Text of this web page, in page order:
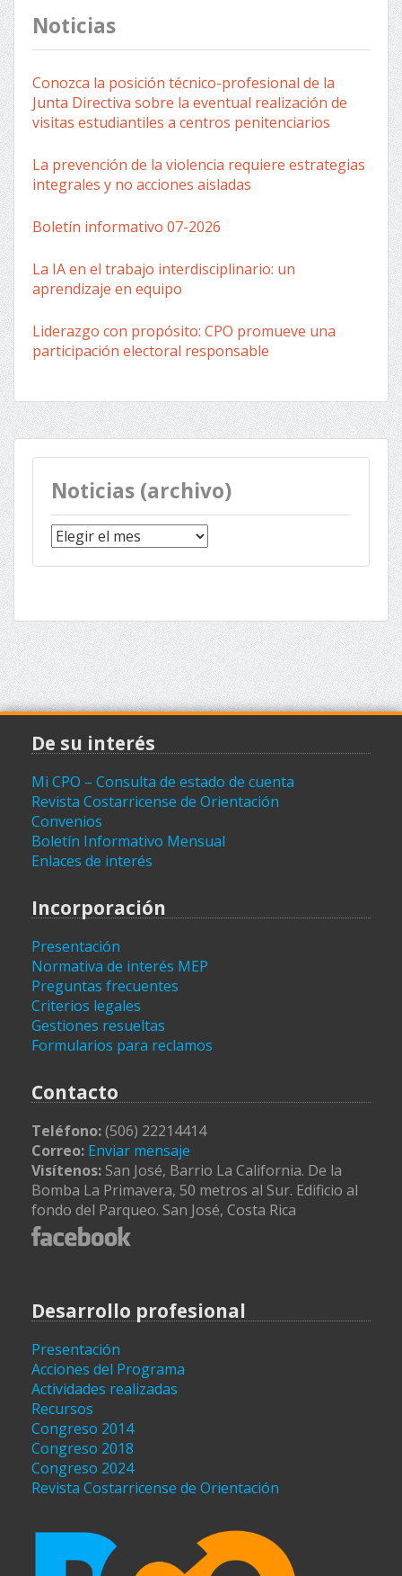
Noticias
Conozca la posición técnico-profesional de la
Junta Directiva sobre la eventual realización de
visitas estudiantiles a centros penitenciarios
La prevención de la violencia requiere estrategias
integrales y no acciones aisladas
Boletín informativo 07-2026
La IA en el trabajo interdisciplinario: un
aprendizaje en equipo
Liderazgo con propósito: CPO promueve una
participación electoral responsable
Noticias (archivo)
Noticias
(archivo)
De su interés
Mi CPO – Consulta de estado de cuenta
Revista Costarricense de Orientación
Convenios
Boletín Informativo Mensual
Enlaces de interés
Incorporación
Presentación
Normativa de interés MEP
Preguntas frecuentes
Criterios legales
Gestiones resueltas
Formularios para reclamos
Contacto
Teléfono:(506) 22214414
Correo: Enviar mensaje
Visítenos: San José, Barrio La California. De la
Bomba La Primavera, 50 metros al Sur. Edificio al
fondo del Parqueo. San José, Costa Rica
Desarrollo profesional
Presentación
Acciones del Programa
Actividades realizadas
Recursos
Congreso 2014
Congreso 2018
Congreso 2024
Revista Costarricense de Orientación